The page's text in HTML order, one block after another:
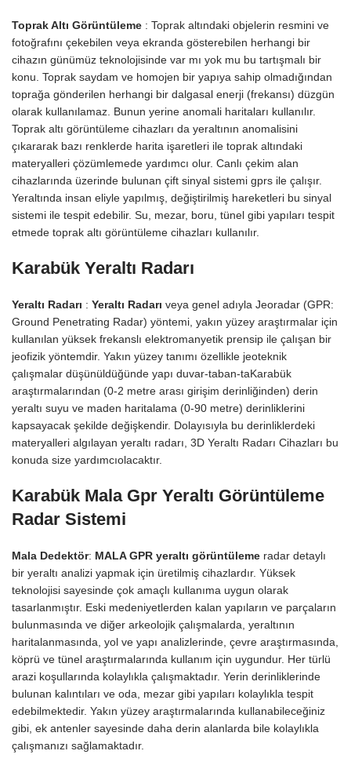
Toprak Altı Görüntüleme : Toprak altındaki objelerin resmini ve
fotoğrafını çekebilen veya ekranda gösterebilen herhangi bir
cihazın günümüz teknolojisinde var mı yok mu bu tartışmalı bir
konu. Toprak saydam ve homojen bir yapıya sahip olmadığından
toprağa gönderilen herhangi bir dalgasal enerji (frekansı) düzgün
olarak kullanılamaz. Bunun yerine anomali haritaları kullanılır.
Toprak altı görüntüleme cihazları da yeraltının anomalisini
çıkararak bazı renklerde harita işaretleri ile toprak altındaki
materyalleri çözümlemede yardımcı olur. Canlı çekim alan
cihazlarında üzerinde bulunan çift sinyal sistemi gprs ile çalışır.
Yeraltında insan eliyle yapılmış, değiştirilmiş hareketleri bu sinyal
sistemi ile tespit edebilir. Su, mezar, boru, tünel gibi yapıları tespit
etmede toprak altı görüntüleme cihazları kullanılır.
Karabük Yeraltı Radarı
Yeraltı Radarı : Yeraltı Radarı veya genel adıyla Jeoradar (GPR:
Ground Penetrating Radar) yöntemi, yakın yüzey araştırmalar için
kullanılan yüksek frekanslı elektromanyetik prensip ile çalışan bir
jeofizik yöntemdir. Yakın yüzey tanımı özellikle jeoteknik
çalışmalar düşünüldüğünde yapı duvar-taban-taKarabük
araştırmalarından (0-2 metre arası girişim derinliğinden) derin
yeraltı suyu ve maden haritalama (0-90 metre) derinliklerini
kapsayacak şekilde değişkendir. Dolayısıyla bu derinliklerdeki
materyalleri algılayan yeraltı radarı, 3D Yeraltı Radarı Cihazları bu
konuda size yardımcıolacaktır.
Karabük Mala Gpr Yeraltı Görüntüleme
Radar Sistemi
Mala Dedektör: MALA GPR yeraltı görüntüleme radar detaylı
bir yeraltı analizi yapmak için üretilmiş cihazlardır. Yüksek
teknolojisi sayesinde çok amaçlı kullanıma uygun olarak
tasarlanmıştır. Eski medeniyetlerden kalan yapıların ve parçaların
bulunmasında ve diğer arkeolojik çalışmalarda, yeraltının
haritalanmasında, yol ve yapı analizlerinde, çevre araştırmasında,
köprü ve tünel araştırmalarında kullanım için uygundur. Her türlü
arazi koşullarında kolaylıkla çalışmaktadır. Yerin derinliklerinde
bulunan kalıntıları ve oda, mezar gibi yapıları kolaylıkla tespit
edebilmektedir. Yakın yüzey araştırmalarında kullanabileceğiniz
gibi, ek antenler sayesinde daha derin alanlarda bile kolaylıkla
çalışmanızı sağlamaktadır.